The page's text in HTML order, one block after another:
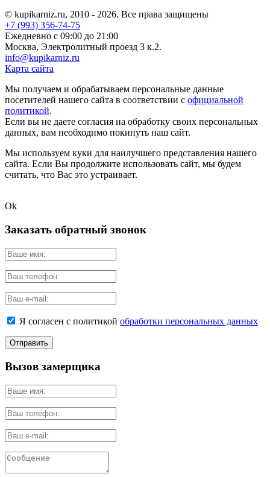
© kupikarniz.ru, 2010 - 2026. Все права защищены
+7 (993) 356-74-75
Eжедневно с 09:00 до 21:00
Москва, Электролитный проезд 3 к.2.
info@kupikarniz.ru
Карта сайта
Мы получаем и обрабатываем персональные данные
посетителей нашего сайта в соответствии с официальной
политикой.
Если вы не даете согласия на обработку своих персональных
данных, вам необходимо покинуть наш сайт.
Мы используем куки для наилучшего представления нашего
сайта. Если Вы продолжите использовать сайт, мы будем
считать, что Вас это устраивает.
Ok
Заказать обратный звонок
Я согласен с политикой обработки персональных данных
Вызов замерщика